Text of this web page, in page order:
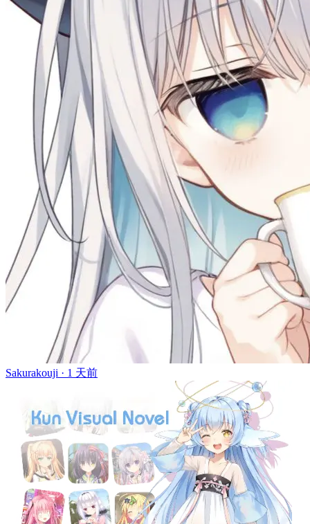
Sakurakouji · 1 天前